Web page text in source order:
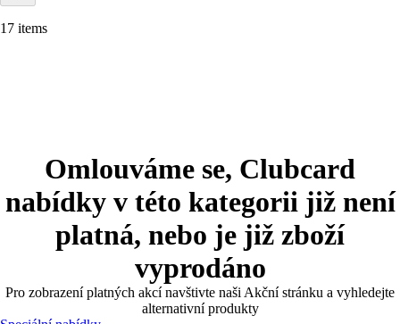
17 items
Omlouváme se, Clubcard
nabídky v této kategorii již není
platná, nebo je již zboží
vyprodáno
Pro zobrazení platných akcí navštivte naši Akční stránku a vyhledejte
alternativní produkty